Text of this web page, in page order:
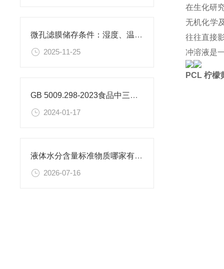
微孔滤膜储存条件：湿度、温度与有效期管理指南
2025-11-25
GB 5009.298-2023食品中三氯蔗糖（蔗糖素）的测定
2024-01-17
液体水分含量标准物质哪家有？普西奥长期稳定供货，卡尔费休校准理想选择
2026-07-16
在生化研
无机化学
往往直接
冲溶液是
PCL 柠檬